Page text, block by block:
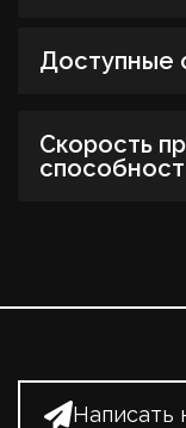
Доступные
Cкорость
Написать